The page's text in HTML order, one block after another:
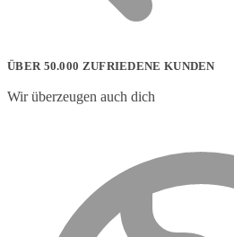
ÜBER 50.000 ZUFRIEDENE KUNDEN
Wir überzeugen auch dich